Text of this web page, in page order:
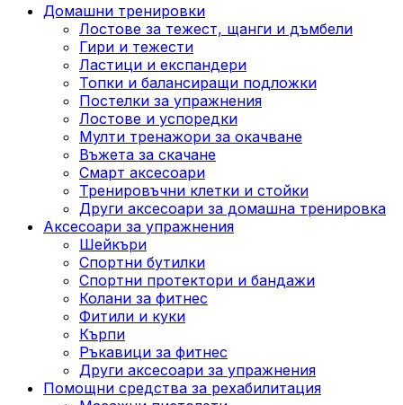
Домашни тренировки
Лостове за тежест, щанги и дъмбели
Гири и тежести
Ластици и експандери
Топки и балансиращи подложки
Постелки за упражнения
Лостове и успоредки
Мулти тренажори за окачване
Въжета за скачане
Смарт аксесоари
Тренировъчни клетки и стойки
Други аксесоари за домашна тренировка
Аксесоари за упражнения
Шейкъри
Спортни бутилки
Спортни протектори и бандажи
Колани за фитнес
Фитили и куки
Кърпи
Ръкавици за фитнес
Други аксесоари за упражнения
Помощни средства за рехабилитация